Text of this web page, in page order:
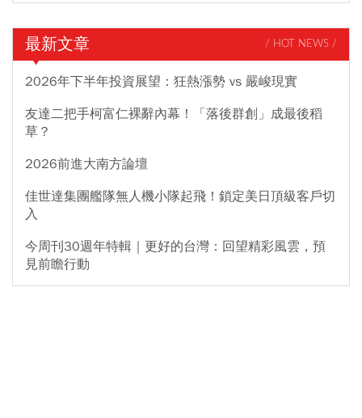
最新文章 / HOT NEWS /
2026年下半年投資展望：狂熱漲勢 vs 嚴峻現實
友達二把手柯富仁裸辭內幕！「落後群創」成最後稻
草？
2026前進大南方論壇
佳世達集團艦隊無人機小隊起飛！鎖定美日頂級客戶切
入
今周刊30週年特輯｜更好的台灣：回望精彩風雲，預
見前瞻行動